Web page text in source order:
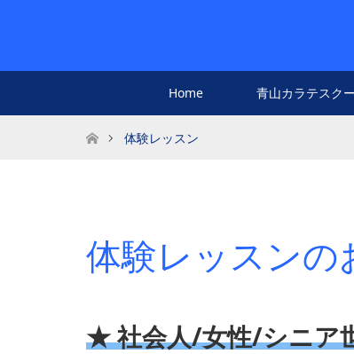
Home 青山カラテスク
ホーム体験レッスン
体験レッスンの
★ 社会人/女性/シニア